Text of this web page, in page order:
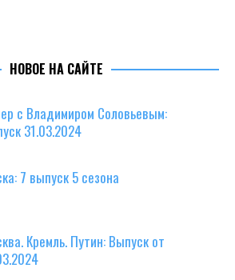
НОВОЕ НА САЙТЕ
с Владимиром Соловьевым:
31.03.2024
7 выпуск 5 сезона
Кремль. Путин: Выпуск от